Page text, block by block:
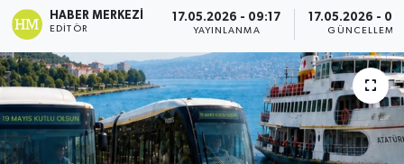
HABER MERKEZI
EDITÖR
17.05.2026 - 09:17
YAYINLANMA
17.05.2026 -
GÜNCELLEME